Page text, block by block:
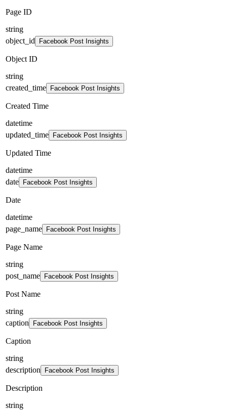
Page ID
string
object_id
Facebook Post Insights
Object ID
string
created_time
Facebook Post Insights
Created Time
datetime
updated_time
Facebook Post Insights
Updated Time
datetime
date
Facebook Post Insights
Date
datetime
page_name
Facebook Post Insights
Page Name
string
post_name
Facebook Post Insights
Post Name
string
caption
Facebook Post Insights
Caption
string
description
Facebook Post Insights
Description
string